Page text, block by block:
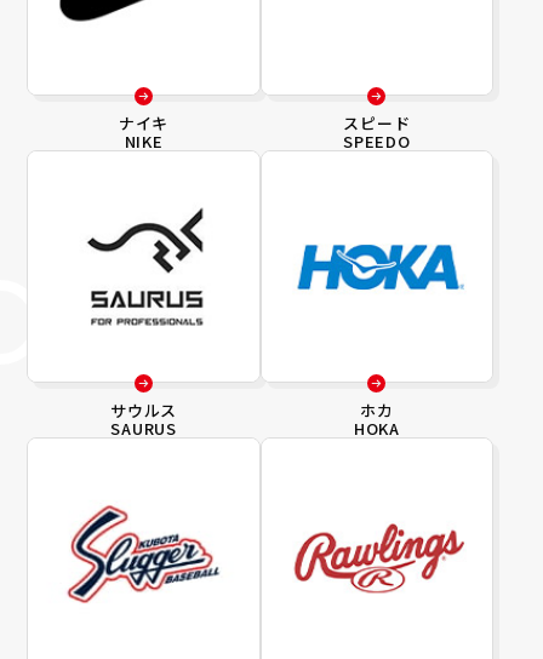
ナイキ
NIKE
スピード
SPEEDO
サウルス
SAURUS
ホカ
HOKA